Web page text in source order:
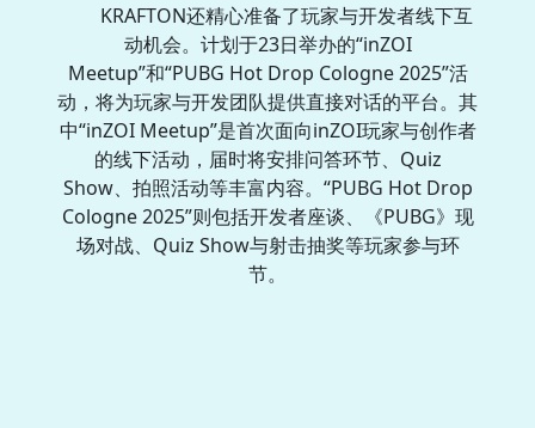
KRAFTON还精心准备了玩家与开发者线下互
动机会。计划于23日举办的“inZOI
Meetup”和“PUBG Hot Drop Cologne 2025”活
动，将为玩家与开发团队提供直接对话的平台。其
中“inZOI Meetup”是首次面向inZOI玩家与创作者
的线下活动，届时将安排问答环节、Quiz
Show、拍照活动等丰富内容。“PUBG Hot Drop
Cologne 2025”则包括开发者座谈、《PUBG》现
场对战、Quiz Show与射击抽奖等玩家参与环
节。